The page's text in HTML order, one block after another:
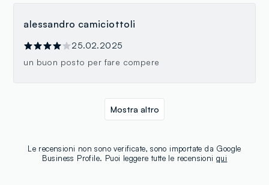
alessandro camiciottoli
25.02.2025
un buon posto per fare compere
Le recensioni non sono verificate, sono importate da Google
Business Profile. Puoi leggere tutte le recensioniqui
Mostra altro